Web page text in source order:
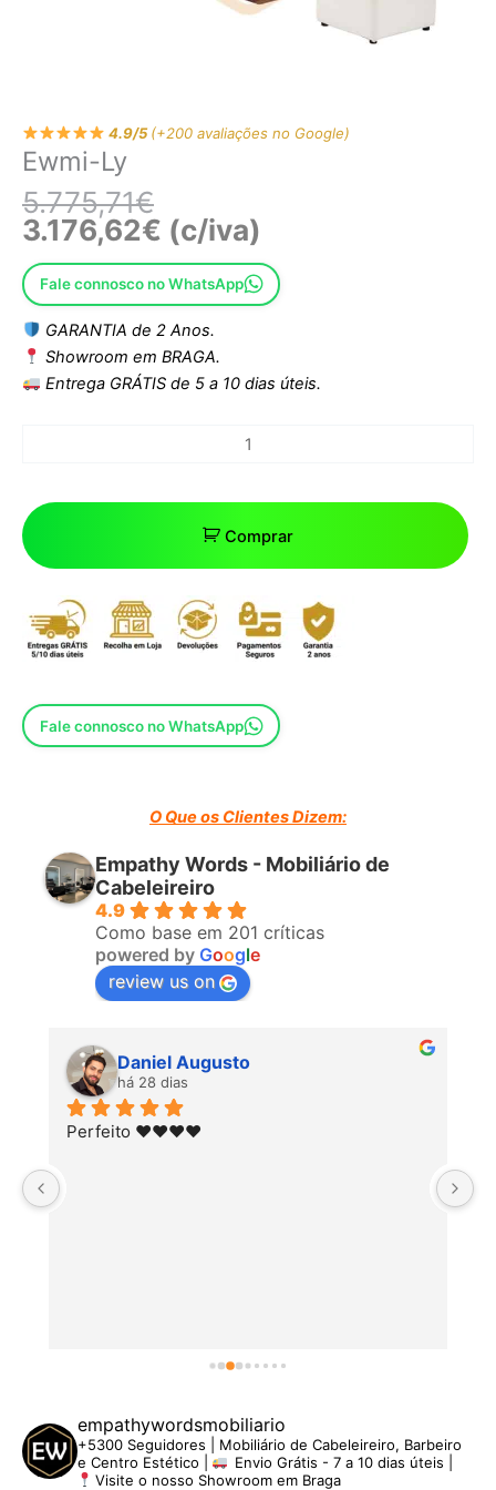
4.9/5(+200 avaliações no Google)
Ewmi-Ly
5.775,71€
3.176,62€ (c/iva)
Fale connosco no WhatsApp
GARANTIA de 2 Anos.
Showroom em BRAGA.
Entrega GRÁTIS de 5 a 10 dias úteis.
Comprar
Fale connosco no WhatsApp
O Que os Clientes Dizem:
Empathy Words - Mobiliário de
Cabeleireiro
4.9
Como base em 201 críticas
powered by Google
review us on
Daniel Augusto
há 28 dias
Perfeito ♥️♥️♥️♥️
empathywordsmobiliario
+5300 Seguidores | Mobiliário de Cabeleireiro, Barbeiro
e Centro Estético |
Envio Grátis - 7 a 10 dias úteis |
Visite o nosso Showroom em Braga